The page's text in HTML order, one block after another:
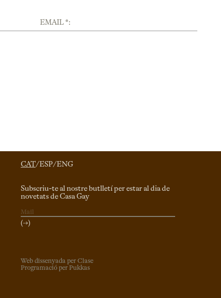
EMAIL *:
CAT/ESP/ENG
Subscriu-te al nostre butlletí per estar al dia de
novetats de Casa Gay
(→)
Web dissenyada per Clase
Programació per Pukkas